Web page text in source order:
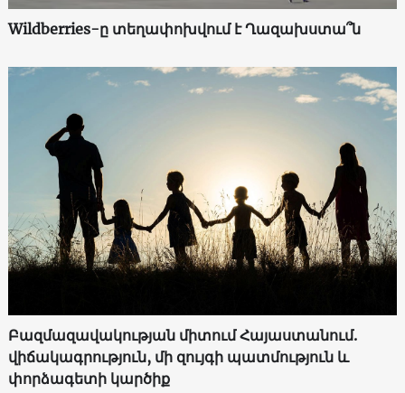
Wildberries-ը տեղափոխվում է Ղազախստա՞ն
Բազմազավակության միտում Հայաստանում.
վիճակագրություն, մի զույգի պատմություն և
փորձագետի կարծիք